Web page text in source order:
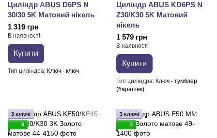
Циліндр ABUS D6PS N
30/30 5K Матовий нікель
1 319 грн
В наявності
Купити
Тип циліндра Ключ - ключ
Циліндр ABUS KD6PS N
Z30/K30 5K Матовий
нікель
1 579 грн
В наявності
Купити
Тип циліндра Ключ - тумблер
(барашек)
3 ключі
3
3 ключі
3